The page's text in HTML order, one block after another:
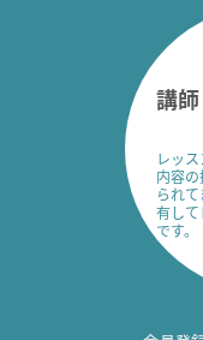
講
レッ
内容
られ
有し
です。